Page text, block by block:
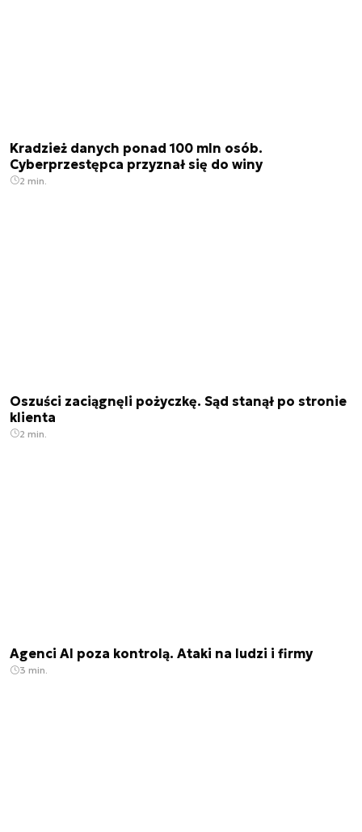
Kradzież danych ponad 100 mln osób.
Cyberprzestępca przyznał się do winy
2 min.
Oszuści zaciągnęli pożyczkę. Sąd stanął po stronie
klienta
2 min.
Agenci AI poza kontrolą. Ataki na ludzi i firmy
3 min.